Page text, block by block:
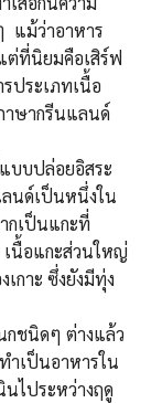
แม้ว่าอาหาร
ต่ที่นิยมคือเสิร์ฟ
ประเภทเนื้อ
าษากรีนแลนด์
บบปล่อยอิสระ
ลนด์เป็นหนึ่งใน
กเป็นแกะที่
นื้อแกะส่วนใหญ่
กาะ ซึ่งยังมีทุ่ง
กชนิดๆ ต่างแล้ว
ำเป็นอาหารใน
ไประหว่างฤดู